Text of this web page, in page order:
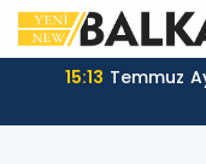
15:13 Temmuz